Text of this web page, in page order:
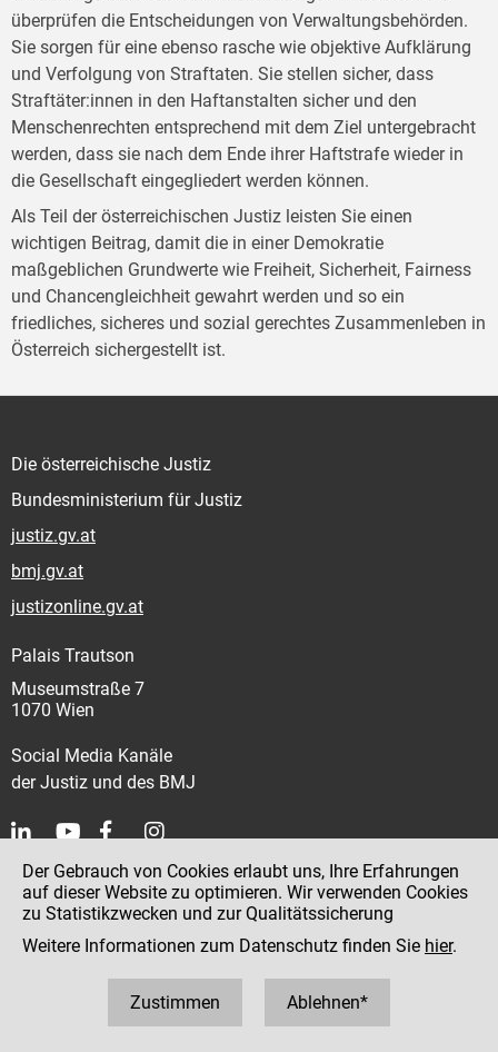
überprüfen die Entscheidungen von Verwaltungsbehörden.
Sie sorgen für eine ebenso rasche wie objektive Aufklärung
und Verfolgung von Straftaten. Sie stellen sicher, dass
Straftäter:innen in den Haftanstalten sicher und den
Menschenrechten entsprechend mit dem Ziel untergebracht
werden, dass sie nach dem Ende ihrer Haftstrafe wieder in
die Gesellschaft eingegliedert werden können.
Als Teil der österreichischen Justiz leisten Sie einen
wichtigen Beitrag, damit die in einer Demokratie
maßgeblichen Grundwerte wie Freiheit, Sicherheit, Fairness
und Chancengleichheit gewahrt werden und so ein
friedliches, sicheres und sozial gerechtes Zusammenleben in
Österreich sichergestellt ist.
Die österreichische Justiz
Bundesministerium für Justiz
justiz.gv.at
bmj.gv.at
justizonline.gv.at
Palais Trautson
Museumstraße 7
1070 Wien
Social Media Kanäle
der Justiz und des BMJ
Kontakt
Impressum
Datenschutz
Hinweisgeber:innenplattform (für Mitarbeiter:innen)
Der Gebrauch von Cookies erlaubt uns, Ihre Erfahrungen
auf dieser Website zu optimieren. Wir verwenden Cookies
zu Statistikzwecken und zur Qualitätssicherung
Weitere Informationen zum Datenschutz finden Sie hier.
Zustimmen Ablehnen*